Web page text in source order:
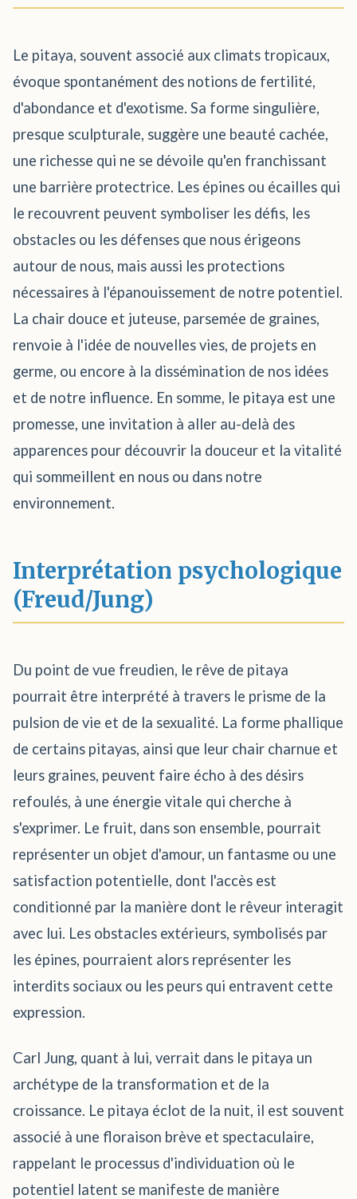
Le pitaya, souvent associé aux climats tropicaux,
évoque spontanément des notions de fertilité,
d'abondance et d'exotisme. Sa forme singulière,
presque sculpturale, suggère une beauté cachée,
une richesse qui ne se dévoile qu'en franchissant
une barrière protectrice. Les épines ou écailles qui
le recouvrent peuvent symboliser les défis, les
obstacles ou les défenses que nous érigeons
autour de nous, mais aussi les protections
nécessaires à l'épanouissement de notre potentiel.
La chair douce et juteuse, parsemée de graines,
renvoie à l'idée de nouvelles vies, de projets en
germe, ou encore à la dissémination de nos idées
et de notre influence. En somme, le pitaya est une
promesse, une invitation à aller au-delà des
apparences pour découvrir la douceur et la vitalité
qui sommeillent en nous ou dans notre
environnement.
Interprétation psychologique
(Freud/Jung)
Du point de vue freudien, le rêve de pitaya
pourrait être interprété à travers le prisme de la
pulsion de vie et de la sexualité. La forme phallique
de certains pitayas, ainsi que leur chair charnue et
leurs graines, peuvent faire écho à des désirs
refoulés, à une énergie vitale qui cherche à
s'exprimer. Le fruit, dans son ensemble, pourrait
représenter un objet d'amour, un fantasme ou une
satisfaction potentielle, dont l'accès est
conditionné par la manière dont le rêveur interagit
avec lui. Les obstacles extérieurs, symbolisés par
les épines, pourraient alors représenter les
interdits sociaux ou les peurs qui entravent cette
expression.
Carl Jung, quant à lui, verrait dans le pitaya un
archétype de la transformation et de la
croissance. Le pitaya éclot de la nuit, il est souvent
associé à une floraison brève et spectaculaire,
rappelant le processus d'individuation où le
potentiel latent se manifeste de manière